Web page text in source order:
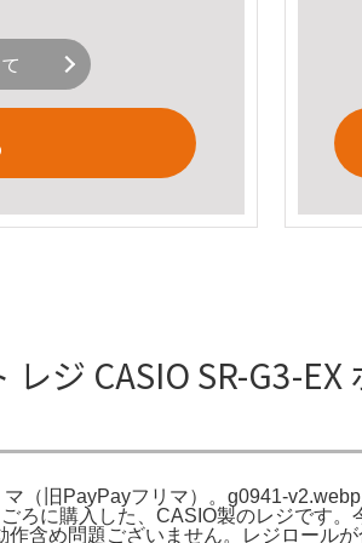
レジ CASIO SR-G3-
（旧PayPayフリマ）。g0941-
ろに購入した、CASIO製のレジです
含め問題ございません。レジロール